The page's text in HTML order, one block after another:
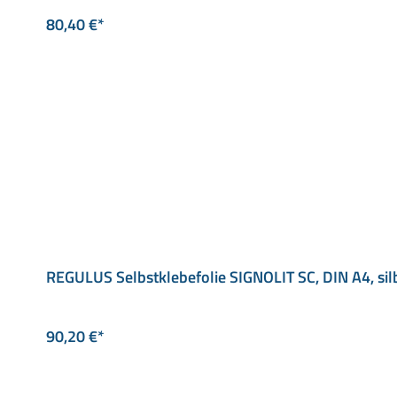
80,40 €*
REGULUS Selbstklebefolie SIGNOLIT SC, DIN A4,
90,20 €*